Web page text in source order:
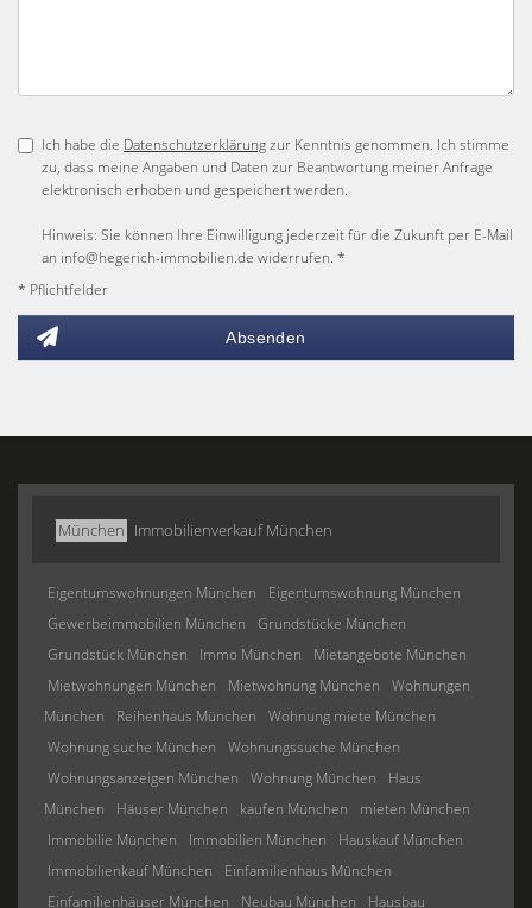
Ich habe die Datenschutzerklärungzur Kenntnis genommen. Ich stimme
zu, dass meine Angaben und Daten zur Beantwortung meiner Anfrage
elektronisch erhoben und gespeichert werden.
Hinweis: Sie können Ihre Einwilligung jederzeit für die Zukunft per E-Mail
an info@hegerich-immobilien.de widerrufen. *
* Pflichtfelder
Absenden
München Immobilienverkauf München
Eigentumswohnungen München
Eigentumswohnung München
Gewerbeimmobilien München
Grundstücke München
Grundstück München
Immo München
Mietangebote München
Mietwohnungen München
Mietwohnung München
Wohnungen
München
Reihenhaus München
Wohnung miete München
Wohnung suche München
Wohnungssuche München
Wohnungsanzeigen München
Wohnung München
Haus
München
Häuser München kaufen München
mieten München
Immobilie München
Immobilien München
Hauskauf München
Immobilienkauf München
Einfamilienhaus München
Einfamilienhäuser München
Neubau München
Hausbau